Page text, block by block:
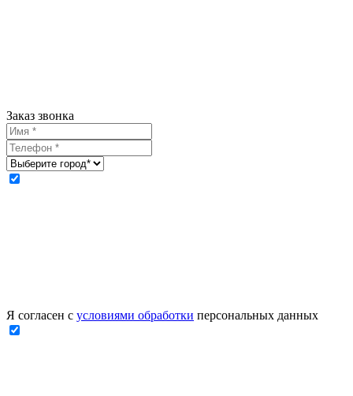
Заказ звонка
Я согласен с условиями обработки персональных данных